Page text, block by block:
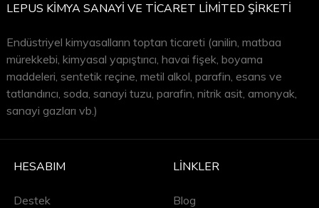
LEPUS KİMYA SANAYİ VE TİCARET LİMİTED ŞİRKETİ
Endüstriyel kimyasalların toptan ticareti (anilin, matbaa
mürekkebi, kimyasal yapıştırıcı, havai fişek, boyama
maddeleri, sentetik reçine, metil alkol, parafin, esans ve
tatlandırıcı, soda, sanayi tuzu, parafin, nitrik asit, amonyak,
sanayi gazları vb.)
HESABIM
Destek
LINKLER
Blog